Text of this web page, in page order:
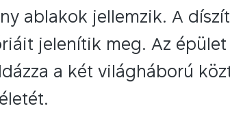
ablakok jellemzik. A
jelenítik meg. Az
a két világháború